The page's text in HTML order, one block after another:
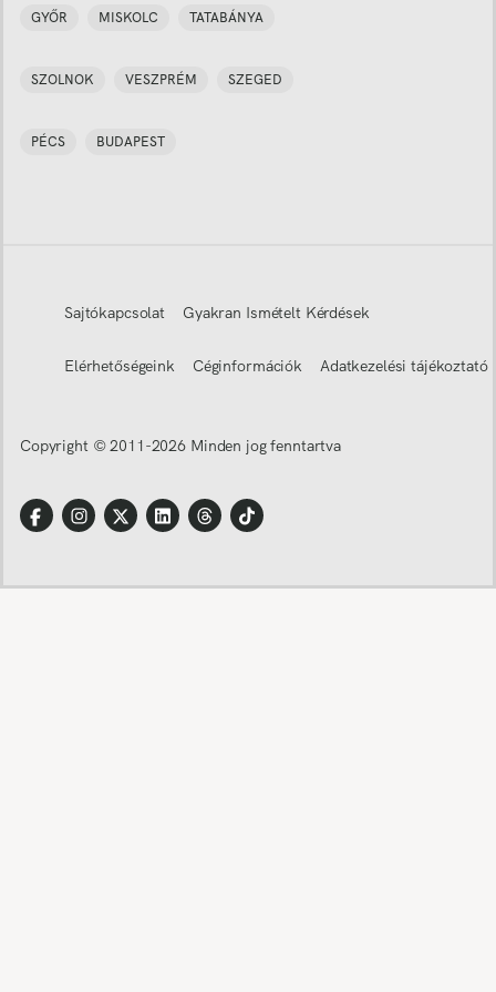
GYŐR MISKOLC TATABÁNYA
SZOLNOK VESZPRÉM SZEGED
PÉCS BUDAPEST
Sajtókapcsolat Gyakran Ismételt Kérdések
Elérhetőségeink Céginformációk Adatkezelési tájékoztató
Copyright © 2011-2026 Minden jog fenntartva